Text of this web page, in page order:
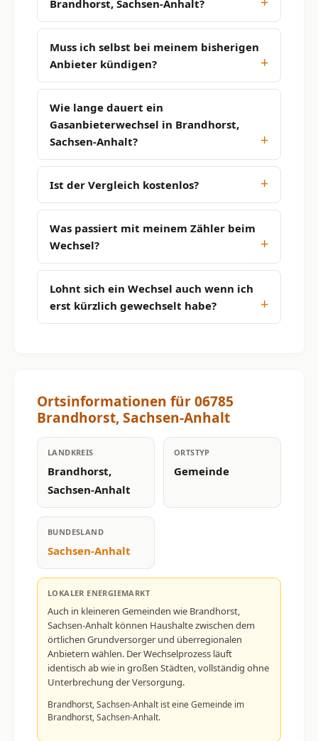
Brandhorst, Sachsen-Anhalt?
Muss ich selbst bei meinem bisherigen
Anbieter kündigen?
Wie lange dauert ein
Gasanbieterwechsel in Brandhorst,
Sachsen-Anhalt?
Ist der Vergleich kostenlos?
Was passiert mit meinem Zähler beim
Wechsel?
Lohnt sich ein Wechsel auch wenn ich
erst kürzlich gewechselt habe?
Ortsinformationen für 06785
Brandhorst, Sachsen-Anhalt
LANDKREIS
Brandhorst,
Sachsen-Anhalt
ORTSTYP
Gemeinde
BUNDESLAND
Sachsen-Anhalt
LOKALER ENERGIEMARKT
Auch in kleineren Gemeinden wie Brandhorst,
Sachsen-Anhalt können Haushalte zwischen dem
örtlichen Grundversorger und überregionalen
Anbietern wählen. Der Wechselprozess läuft
identisch ab wie in großen Städten, vollständig ohne
Unterbrechung der Versorgung.
Brandhorst, Sachsen-Anhalt ist eine Gemeinde im
Brandhorst, Sachsen-Anhalt.